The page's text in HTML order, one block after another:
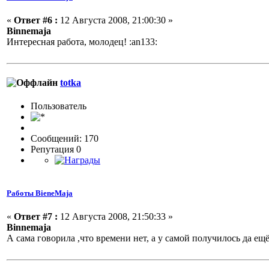
« Ответ #6 : 12 Августа 2008, 21:00:30 »
Binnemaja
Интересная работа, молодец! :an133:
totka
Пользовaтeль
Сообщений: 170
Репутация 0
Работы BieneMaja
« Ответ #7 : 12 Августа 2008, 21:50:33 »
Binnemaja
А сама говорила ,что времени нет, а у самой получилось да